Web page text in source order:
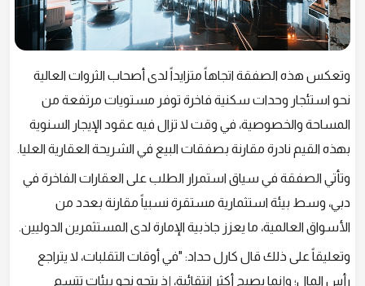
وتعكس هذه الصفقة اتجاهاً متزايداً لدى أصحاب الثروات العالية
نحو استئجار وحدات سكنية فاخرة توفر مستويات مرتفعة من
المساحة والخصوصية، في وقت لا تزال فيه عقود الإيجار السنوية
بهذه القيم نادرة مقارنة بصفقات البيع في الشريحة العقارية العليا.
وتأتي الصفقة في سياق استمرار الطلب على العقارات الفاخرة في
دبي، وسط بيئة استثمارية مستقرة نسبياً مقارنة بعدد من
الأسواق العالمية، ما يعزز جاذبية الإمارة لدى المستثمرين الدوليين.
وتعليقاً على ذلك قال كارل حداد: "في أوقات التقلبات، لا يتراجع
رأس المال؛ وإنما يصبح أكثر انتقائية، إذ يتجه نحو بيئات تتسم